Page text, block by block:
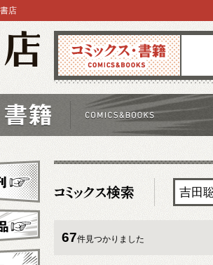
コミックス 雑誌
店
67件見つかりました